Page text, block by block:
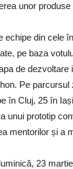
unor
echipe din cele
pe baza
de dezvoltare
Pe parcursul
în Cluj, 25 în
unui prototip
mentorilor și a
23